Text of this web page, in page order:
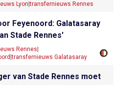
Lyon |transfernieuws Rennes
Feyenoord: Galatasaray
Stade Rennes'
Rennes
|transfernieuws Galatasaray
van Stade Rennes moet